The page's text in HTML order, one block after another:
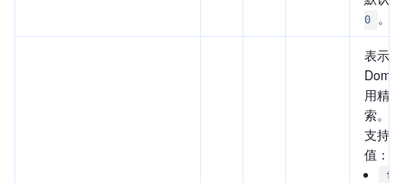
0 。
表示
用精
索。
支持
值：